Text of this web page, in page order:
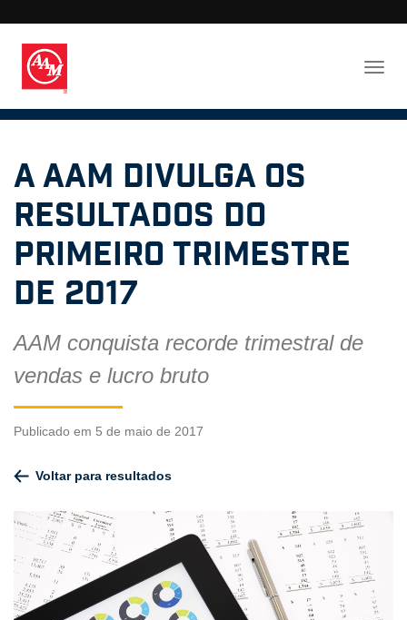
A AAM divulga os
Resultados do
Primeiro Trimestre
de 2017
AAM conquista recorde trimestral de
vendas e lucro bruto
Publicado em 5 de maio de 2017
Voltar para resultados